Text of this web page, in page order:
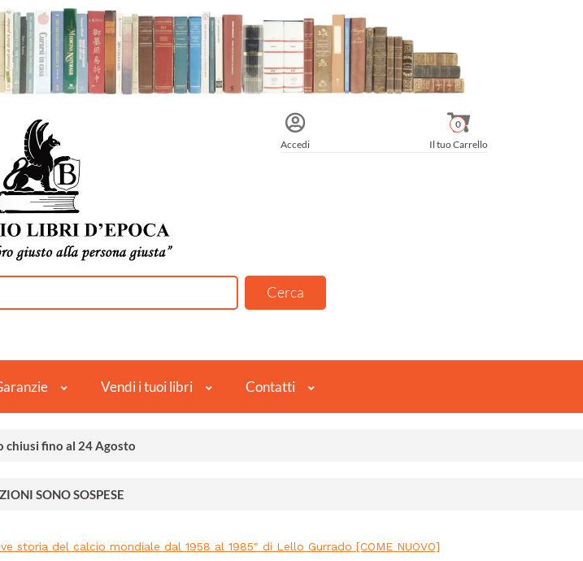
Accedi Il tuo Carrello
0
Vendi i tuoi libri Contatti
chiusi fino al 24 Agosto
SONO SOSPESE
storia del calcio mondiale dal 1958 al 1985" di Lello Gurrado [COME NUOVO]